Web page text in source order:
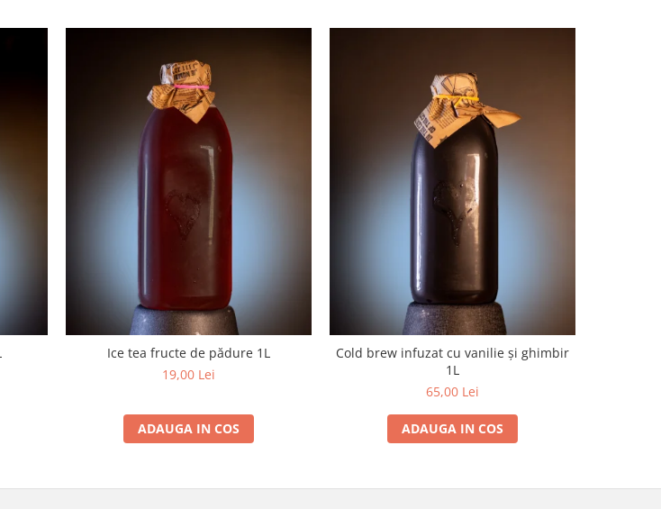
Ice tea fructe de pădure 1L
19,00 Lei
ADAUGA IN COS
Cold brew infuzat cu vanilie și ghimbir
1L
65,00 Lei
ADAUGA IN COS